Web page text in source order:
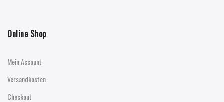
Online Shop
Mein Account
Versandkosten
Checkout